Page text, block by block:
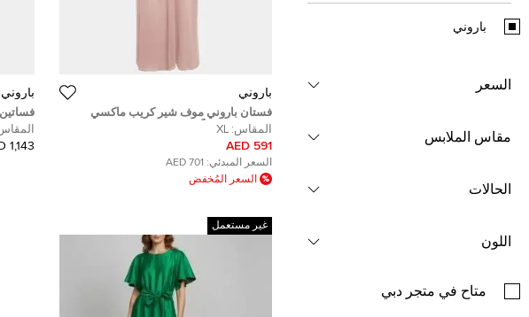
باروني
السعر
مقاس الملابس
الحالات
اللون
متاح في متجر دبي
باروني
فستان باروني موف شير كريب ماكسي
مقاس كبير جداً (إكس لارج)
المقاس: XL
591 AED
السعر المبدئي: 701 AED
السعر المُخفض
باروني
فساتين
1,143 AED
غير مستعمل